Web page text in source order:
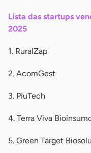
Lista das startups
2025
1. RuralZap
2. AcomGest
3. PiuTech
4. Terra Viva
5. Green Target